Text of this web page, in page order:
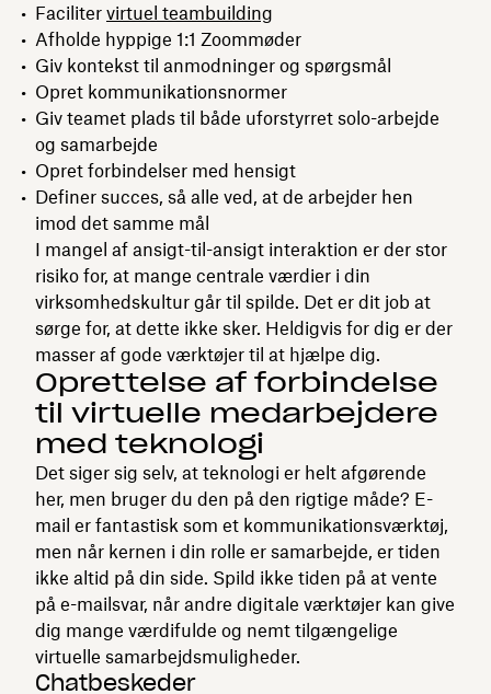
Faciliter virtuel teambuilding
Afholde hyppige 1:1 Zoommøder
Giv kontekst til anmodninger og spørgsmål
Opret kommunikationsnormer
Giv teamet plads til både uforstyrret solo-arbejde
og samarbejde
Opret forbindelser med hensigt
Definer succes, så alle ved, at de arbejder hen
imod det samme mål
I mangel af ansigt-til-ansigt interaktion er der stor
risiko for, at mange centrale værdier i din
virksomhedskultur går til spilde. Det er dit job at
sørge for, at dette ikke sker. Heldigvis for dig er der
masser af gode værktøjer til at hjælpe dig.
Oprettelse af forbindelse
til virtuelle medarbejdere
med teknologi
Det siger sig selv, at teknologi er helt afgørende
her, men bruger du den på den rigtige måde? E-
mail er fantastisk som et kommunikationsværktøj,
men når kernen i din rolle er samarbejde, er tiden
ikke altid på din side. Spild ikke tiden på at vente
på e-mailsvar, når andre digitale værktøjer kan give
dig mange værdifulde og nemt tilgængelige
virtuelle samarbejdsmuligheder.
Chatbeskeder